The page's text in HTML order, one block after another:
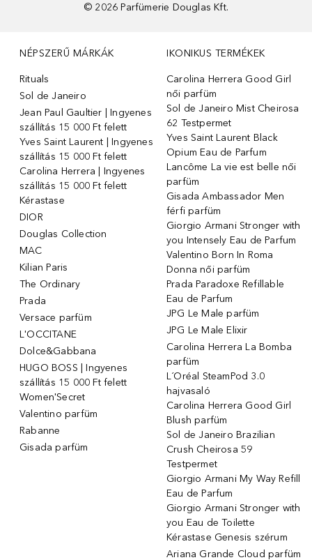
© 2026 Parfümerie Douglas Kft.
NÉPSZERŰ MÁRKÁK
Rituals
Sol de Janeiro
Jean Paul Gaultier | Ingyenes
szállítás 15 000 Ft felett
Yves Saint Laurent | Ingyenes
szállítás 15 000 Ft felett
Carolina Herrera | Ingyenes
szállítás 15 000 Ft felett
Kérastase
DIOR
Douglas Collection
MAC
Kilian Paris
The Ordinary
Prada
Versace parfüm
L'OCCITANE
Dolce&Gabbana
HUGO BOSS | Ingyenes
szállítás 15 000 Ft felett
Women'Secret
Valentino parfüm
Rabanne
Gisada parfüm
IKONIKUS TERMÉKEK
Carolina Herrera Good Girl
női parfüm
Sol de Janeiro Mist Cheirosa
62 Testpermet
Yves Saint Laurent Black
Opium Eau de Parfum
Lancôme La vie est belle női
parfüm
Gisada Ambassador Men
férfi parfüm
Giorgio Armani Stronger with
you Intensely Eau de Parfum
Valentino Born In Roma
Donna női parfüm
Prada Paradoxe Refillable
Eau de Parfum
JPG Le Male parfüm
JPG Le Male Elixir
Carolina Herrera La Bomba
parfüm
L´Oréal SteamPod 3.0
hajvasaló
Carolina Herrera Good Girl
Blush parfüm
Sol de Janeiro Brazilian
Crush Cheirosa 59
Testpermet
Giorgio Armani My Way Refill
Eau de Parfum
Giorgio Armani Stronger with
you Eau de Toilette
Kérastase Genesis szérum
Ariana Grande Cloud parfüm